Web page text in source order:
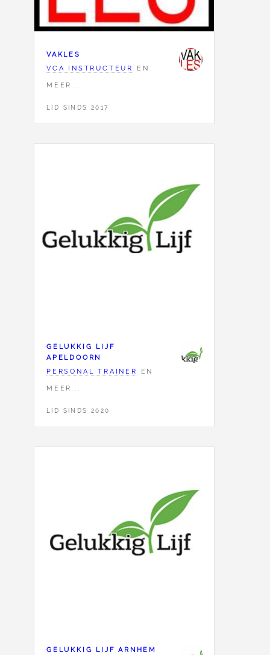
VAKLES
VCA INSTRUCTEUR
EN
MEER...
LID SINDS 2017
GELUKKIG LIJF
APELDOORN
PERSONAL TRAINER
EN
MEER...
LID SINDS 2020
GELUKKIG LIJF ARNHEM